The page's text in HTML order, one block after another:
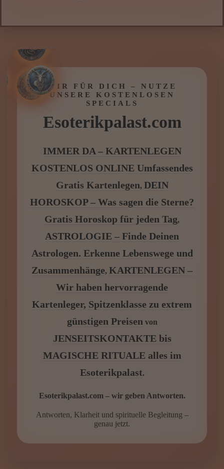
WIR FÜR DICH – NUTZE
UNSERE KOSTENLOSEN
SPECIALS
Esoterikpalast.com
IMMER DA – KARTENLEGEN
KOSTENLOS ONLINE Umfassendes
Gratis Kartenlegen, DEIN
HOROSKOP – Was sagen die Sterne?
Gratis Horoskop für jeden Tag,
ASTROLOGIE – Finde Deinen
Astrologen. Erkenne Lebenswege und
Zusammenhänge, KARTENLEGEN –
Wir haben hervorragende
Kartenleger, Spitzenklasse zu extrem
günstigen Preisen von
JENSEITSKONTAKTE bis
MAGISCHE RITUALE alles im
Esoterikpalast.
Esoterikpalast.com – wir geben Antworten.
Antworten, Klarheit und spirituelle Begleitung –
genau jetzt.